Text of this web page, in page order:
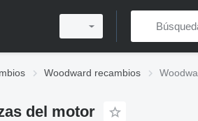
Woodward recambios
del motor